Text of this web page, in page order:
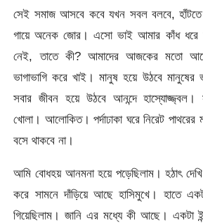
সেই সমাজ আসবে কবে যখন সবল বলবে,
গায়ে অনেক জোর। এসো ভাই আমার কাঁধ ধরে
নেই, তাতে কী? আমাদের আজকের মতো
ভাগাভাগি করে খাই। মানুষ হয়ে উঠবে মানুষের
সবার জীবন হয়ে উঠবে আনন্দে হাস্যোজ্জ্বল।
খোলা। আলোকিত। পর্দাঢাকা ঘরে নিরেট
বসে থাকবে না।
আমি বোধহয় আনমনা হয়ে পড়েছিলাম। হঠাৎ
করে সামনে দাঁড়িয়ে আছে হাসিমুখে। হাতে
গিয়েছিলাম। জানি এর মধ্যে কী আছে। একটা